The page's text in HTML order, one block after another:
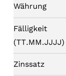
Währung
Fälligkeit
(TT.MM.JJJJ)
Zinssatz